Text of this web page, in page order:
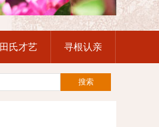
田氏才艺 寻根认亲